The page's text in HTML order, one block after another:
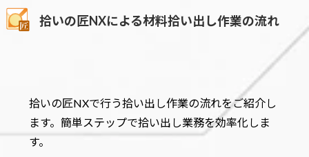
拾いの匠NXによる材料拾い出し作業の流れ
拾いの匠NXで行う拾い出し作業の流れをご紹介し
ます。簡単ステップで拾い出し業務を効率化しま
す。